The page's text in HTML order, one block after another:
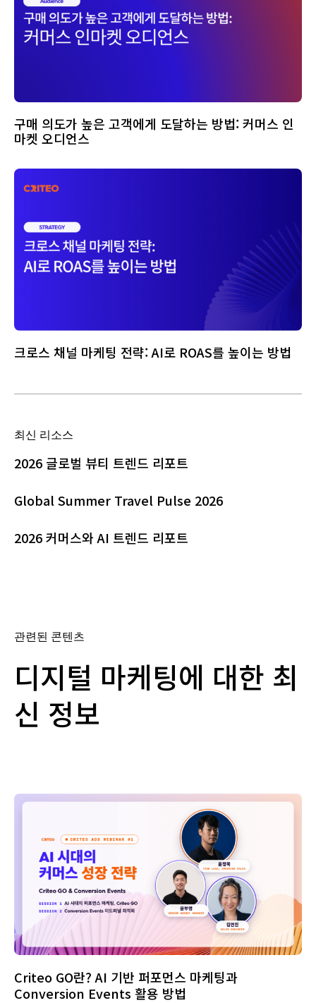
구매 의도가 높은 고객에게 도달하는 방법: 커머스 인
마켓 오디언스
크로스 채널 마케팅 전략: AI로 ROAS를 높이는 방법
최신 리소스
2026 글로벌 뷰티 트렌드 리포트
Global Summer Travel Pulse 2026
2026 커머스와 AI 트렌드 리포트
관련된 콘텐츠
디지털 마케팅에 대한 최
신 정보
Criteo GO란? AI 기반 퍼포먼스 마케팅과
Conversion Events 활용 방법